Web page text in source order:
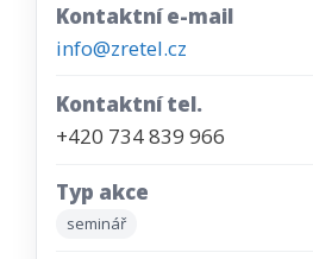
Kontaktní e-mail
info@zretel.cz
Kontaktní tel.
+420 734 839 966
Typ akce
seminář